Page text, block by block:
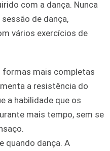
com a dança. Nunca
de dança,
vários exercícios de
formas mais completas
a resistência do
a habilidade que os
mais tempo, sem se
quando dança. A